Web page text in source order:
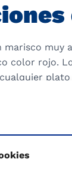
marisco muy
color rojo.
firme y su
preparar
de